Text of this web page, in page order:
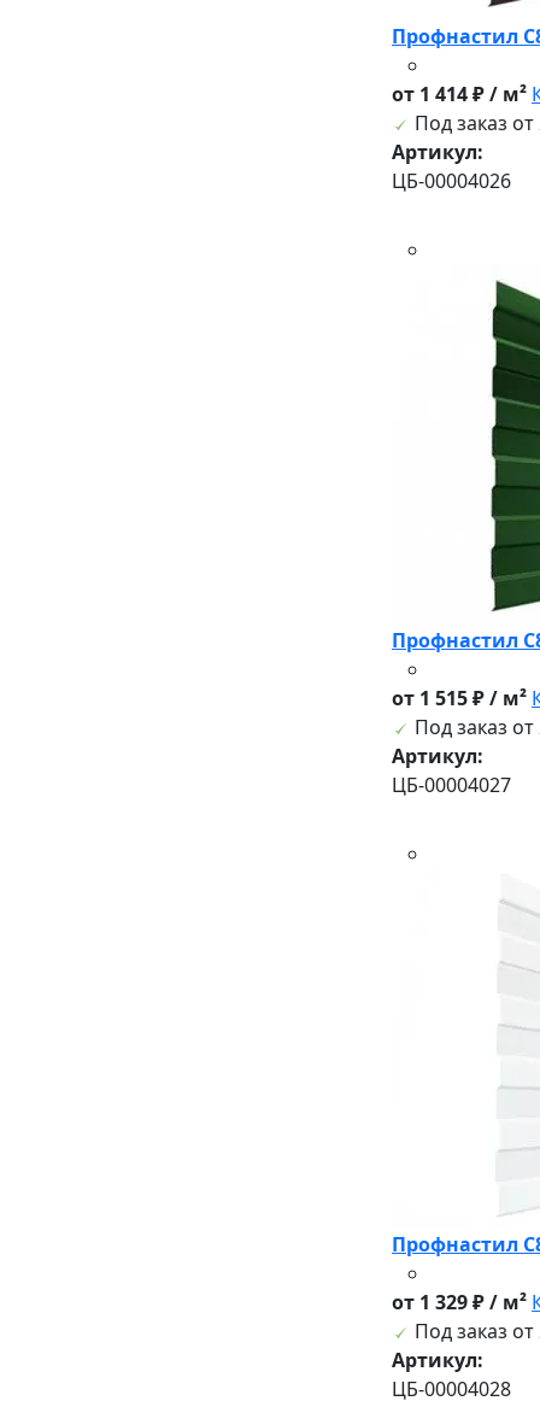
от 1 414 ₽ / м²
Под заказ от
Артикул:
ЦБ-00004026
от 1 515 ₽ / м²
Под заказ от
Артикул:
ЦБ-00004027
от 1 329 ₽ / м²
Под заказ от
Артикул:
ЦБ-00004028